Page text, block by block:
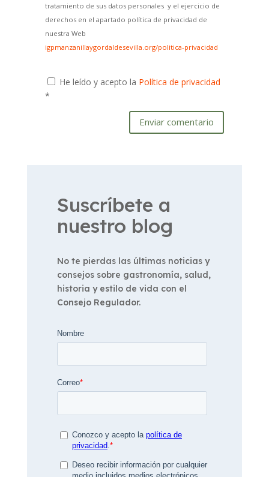
tratamiento de sus datos personales y el ejercicio de
derechos en el apartado política de privacidad de
nuestra Web
igpmanzanillaygordaldesevilla.org/politica-privacidad
He leído y acepto la Política de privacidad
*
Enviar comentario
Suscríbete a
nuestro blog
No te pierdas las últimas noticias y
consejos sobre gastronomía, salud,
historia y estilo de vida con el
Consejo Regulador.